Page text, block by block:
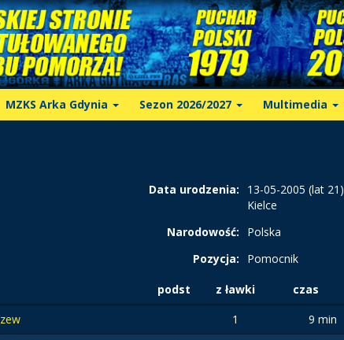
MZKS Arka Gdynia Sezon 2026/2027 Multimedia
Data urodzenia:
13-05-2005 (lat 21)
Kielce
Narodowość:
Polska
Pozycja:
Pomocnik
podst z ławki
czas
1 9 min